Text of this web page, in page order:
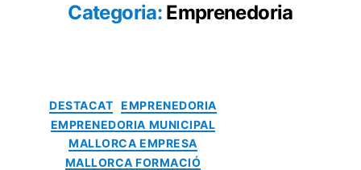
Categoria: Emprenedoria
DESTACAT
EMPRENEDORIA
EMPRENEDORIA MUNICIPAL
MALLORCA EMPRESA
MALLORCA FORMACIÓ